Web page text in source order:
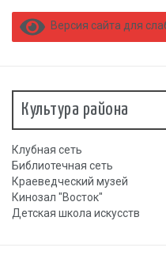
Версия сайта для
Культура района
Клубная сеть
Библиотечная сеть
Краеведческий музей
Кинозал "Восток"
Детская школа искусств